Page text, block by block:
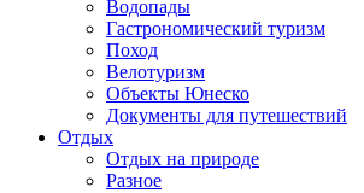
Водопады
Гастрономический туризм
Поход
Велотуризм
Объекты Юнеско
Документы для путешествий
Отдых
Отдых на природе
Разное